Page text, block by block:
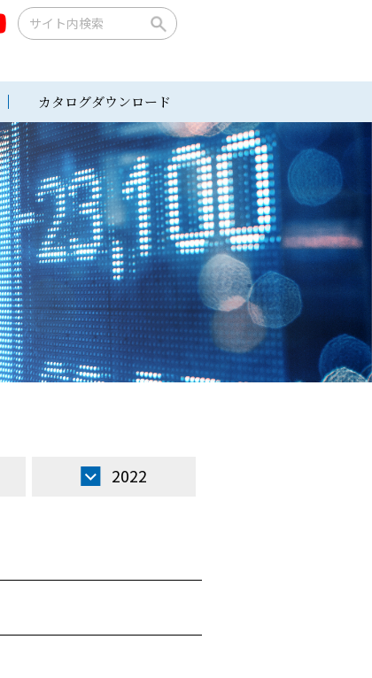
カタログダウンロード
2022